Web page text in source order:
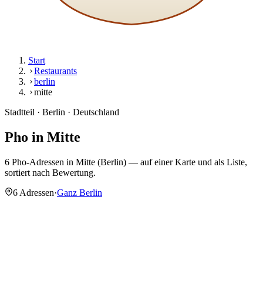
Start
Restaurants
berlin
mitte
Stadtteil · Berlin · Deutschland
Pho in Mitte
6 Pho-Adressen in Mitte (Berlin) — auf einer Karte und als Liste,
sortiert nach Bewertung.
6 Adressen·Ganz Berlin